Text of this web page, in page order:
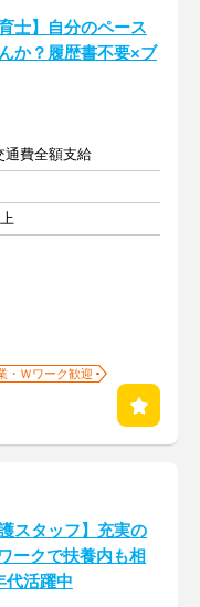
士】自分のペース
か？履歴書不要×ブ
通費全額支給
・Ｗワーク歓迎
スタッフ】充実の
ークで扶養内も相
代活躍中